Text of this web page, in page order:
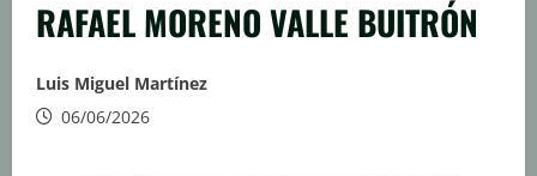
RAFAEL MORENO VALLE BUITRÓN
Luis Miguel Martínez
06/06/2026